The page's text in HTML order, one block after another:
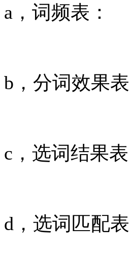
a，词频表：
b，分词效果表
c，选词结果表
d，选词匹配表